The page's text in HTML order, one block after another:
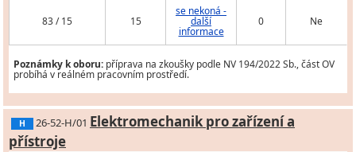
83 / 15 15
se nekoná -
další
informace
0 Ne
Poznámky k oboru: příprava na zkoušky podle NV 194/2022 Sb., část OV
probíhá v reálném pracovním prostředí.
H 26-52-H/01 Elektromechanik pro zařízení a
přístroje